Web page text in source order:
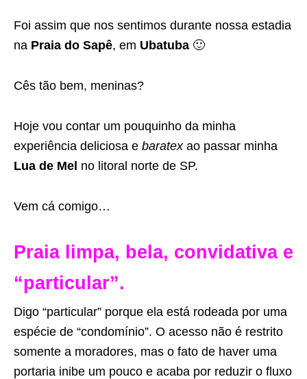
Foi assim que nos sentimos durante nossa estadia
na Praia do Sapê, em Ubatuba 🙂
Cês tão bem, meninas?
Hoje vou contar um pouquinho da minha
experiência deliciosa e baratexao passar minha
Lua de Mel no litoral norte de SP.
Vem cá comigo…
Praia limpa, bela, convidativa e
“particular”.
Digo “particular” porque ela está rodeada por uma
espécie de “condomínio”. O acesso não é restrito
somente a moradores, mas o fato de haver uma
portaria inibe um pouco e acaba por reduzir o fluxo